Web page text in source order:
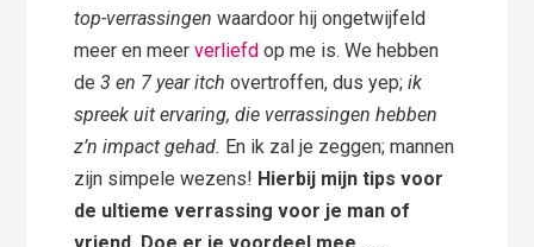
top-verrassingen waardoor hij ongetwijfeld
meer en meerverliefdop me is. We hebben
de3 en 7 year itch overtroffen, dus yep;ik
spreek uit ervaring, die verrassingen hebben
z’n impact gehad. En ik zal je zeggen; mannen
zijn simpele wezens! Hierbij mijn tips voor
de ultieme verrassing voor je man of